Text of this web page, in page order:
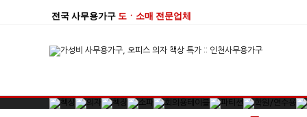
전국 사무용가구 도ㆍ소매 전문업체